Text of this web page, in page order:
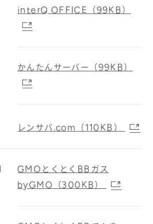
interQ OFFICE（99KB）
かんたんサーバー（99KB）
レンサバ.com（110KB）
GMOとくとくBBガス
byGMO（300KB）